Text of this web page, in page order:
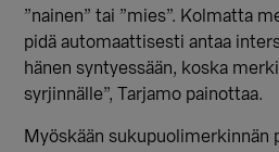
”nainen” tai ”mies”. Kolmatta
pidä automaattisesti antaa
hänen syntyessään, koska
syrjinnälle”, Tarjamo painottaa.
Myöskään sukupuolimerkinnän